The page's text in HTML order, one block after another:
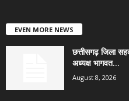
EVEN MORE NEWS
छत्तीसगढ़ जिला
अध्यक्ष भागवत...
August 8, 2026